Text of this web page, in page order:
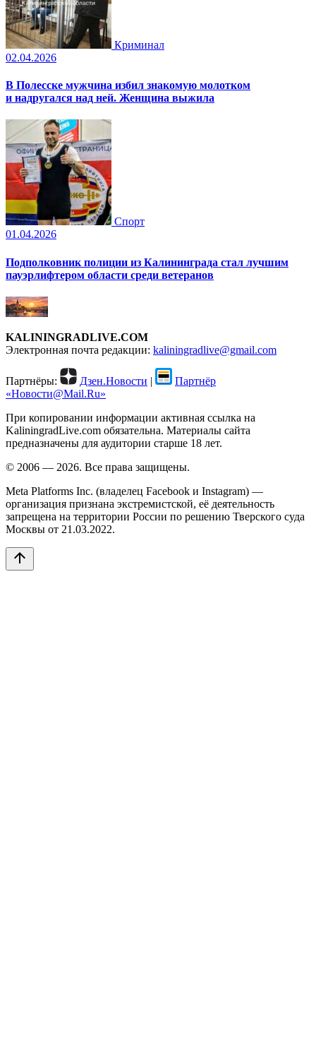
Криминал
02.04.2026
В Полесске мужчина избил знакомую молотком
и надругался над ней. Женщина выжила
Спорт
01.04.2026
Подполковник полиции из Калининграда стал лучшим
пауэрлифтером области среди ветеранов
KALININGRADLIVE.COM
Электронная почта редакции: kaliningradlive@gmail.com
Партнёры: Дзен.Новости |
Партнёр
«Новости@Mail.Ru»
При копировании информации активная ссылка на
KaliningradLive.com обязательна. Материалы сайта
предназначены для аудитории старше 18 лет.
© 2006 — 2026. Все права защищены.
Meta Platforms Inc. (владелец Facebook и Instagram) —
организация признана экстремистской, её деятельность
запрещена на территории России по решению Тверского суда
Москвы от 21.03.2022.
arrow_upward